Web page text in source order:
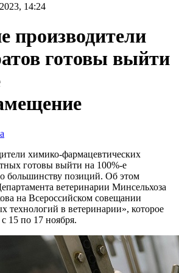
14:24
производители
готовы выйти
химико-фармацевтических
готовы выйти на 100%-е
большинству позиций. Об этом
ветеринарии Минсельхоза
на Всероссийском совещании
технологий в ветеринарии», которое
15 по 17 ноября.